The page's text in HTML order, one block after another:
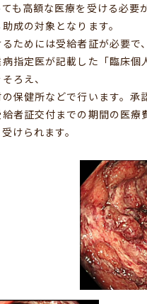
も高額な医療を受ける必要
成の対象となります。
ためには受給者証が必要で
指定医が記載した「臨床個
ろえ、
保健所などで行います。承
者証交付までの期間の医療
けられます。